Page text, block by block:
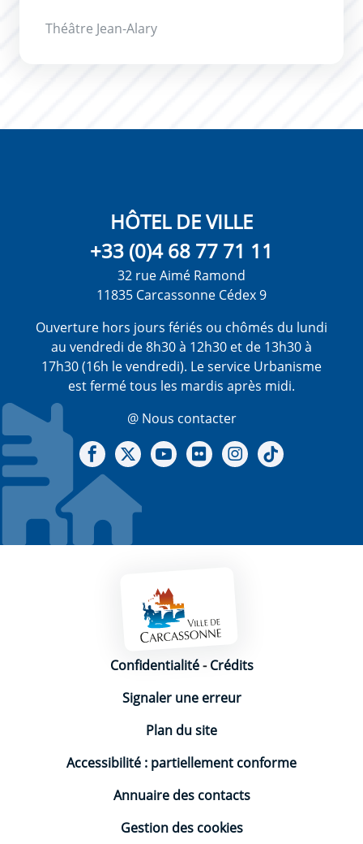
Théâtre Jean-Alary
HÔTEL DE VILLE
+33 (0)4 68 77 71 11
32 rue Aimé Ramond
11835 Carcassonne Cédex 9
Ouverture hors jours fériés ou chômés du lundi
au vendredi de 8h30 à 12h30 et de 13h30 à
17h30 (16h le vendredi). Le service Urbanisme
est fermé tous les mardis après midi.
@ Nous contacter
Notre Facebook
Notre X - (twitter)
Notre chaine Youtube
Notre Gallerie sur Flickr
Notre Instagram
Mentions légales
Confidentialité-Crédits
Signaler une erreur
Plan du site
Accessibilité : partiellement conforme
Annuaire des contacts
Gestion des cookies